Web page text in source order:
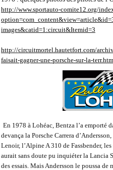
http://www.sportauto-comite12.org/
images&catid=1:circuit&Itemid=3
http://circuitmortel.hautetfort.com/
faisait-gagner-une-porsche-sur-la-
En 1978 à Lohéac, Bentza l’a emporté
devança la Porsche Carrera
Lenoir, l’Alpine A 310 de Fassbender,
aurait sans doute pu inquiéter la Lancia
des essais. Mais Andersson le poussa